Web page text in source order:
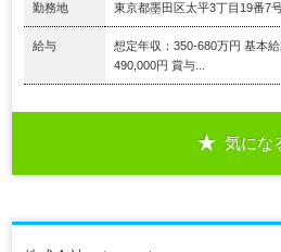
勤務地 東京都墨田区太平3丁目19番7
給与
想定年収：350-680万円 基本
490,000円 賞与...
気にな